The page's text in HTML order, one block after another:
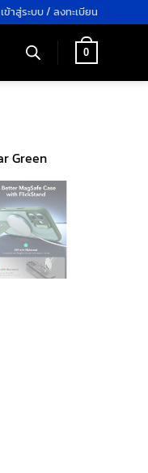
เข้าสู่ระบบ / ลงทะเบียน
0